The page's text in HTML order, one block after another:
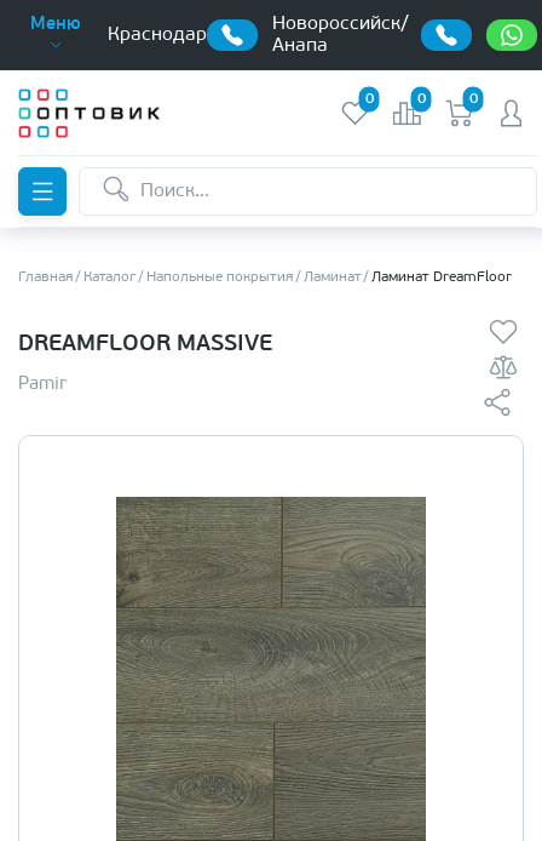
Меню
Краснодар
Новороссийск/
Анапа
0 0 0
Главная Каталог Напольные покрытия Ламинат Ламинат DreamFloor
DREAMFLOOR MASSIVE
Pamir